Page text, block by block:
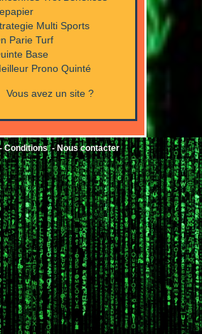
Multi Sports
Parie Turf
Base
Prono Quinté
Vous avez un site ?
Conditions-Nous contacter